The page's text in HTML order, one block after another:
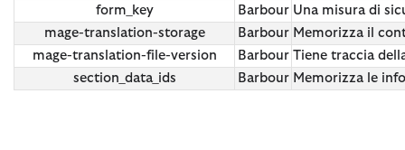
form_key
Barbour Una misura di
mage-translation-storage
Barbour Memorizza il
mage-translation-file-version
Barbour Tiene traccia
section_data_ids
Barbour Memorizza le